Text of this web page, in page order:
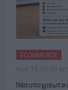
ECOMMERCE
Νέα